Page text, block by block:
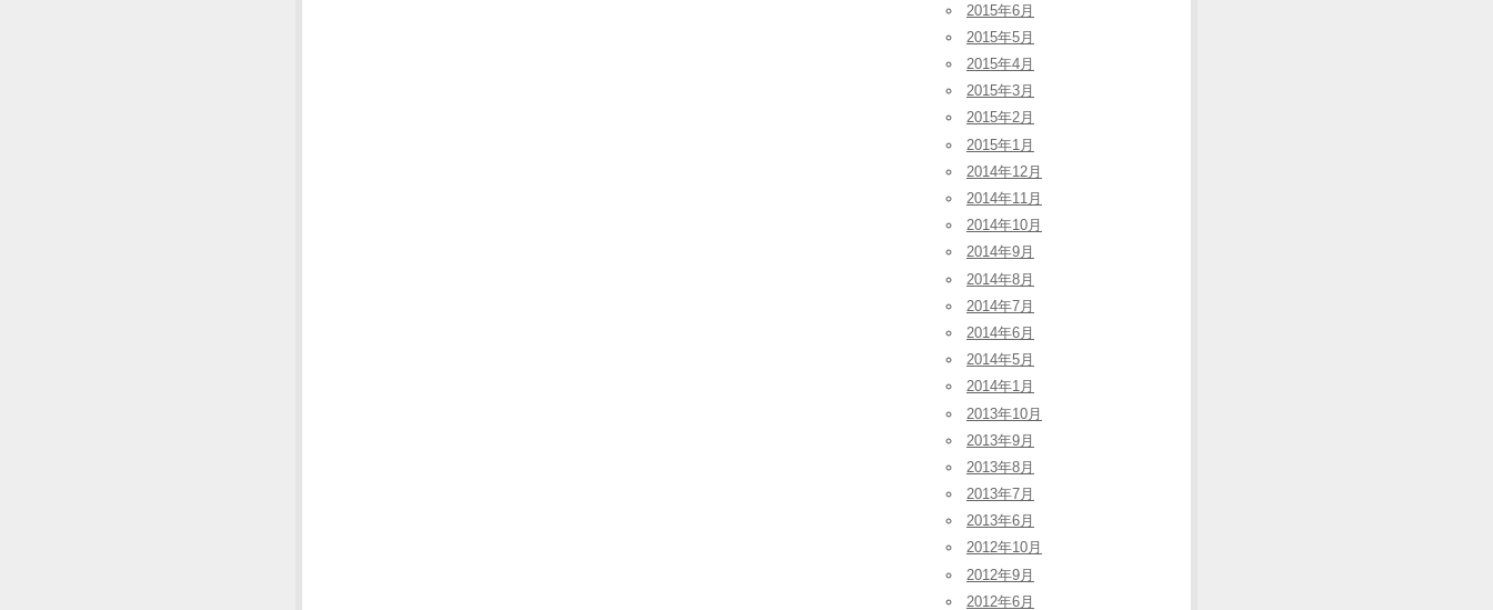
2015年6月
2015年5月
2015年4月
2015年3月
2015年2月
2015年1月
2014年12月
2014年11月
2014年10月
2014年9月
2014年8月
2014年7月
2014年6月
2014年5月
2014年1月
2013年10月
2013年9月
2013年8月
2013年7月
2013年6月
2012年10月
2012年9月
2012年6月